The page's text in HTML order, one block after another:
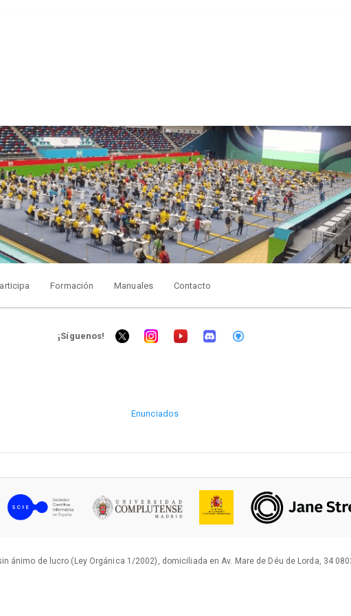
Formación Manuales Contacto
¡Síguenos!
Enunciados
ánimo de lucro (Ley Orgánica 1/2002), domiciliada en Av. Mare de Déu de Lorda, 34